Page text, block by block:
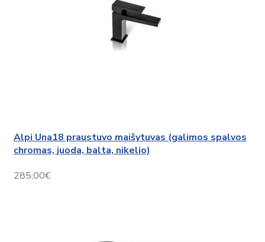
Alpi Una18 praustuvo maišytuvas (galimos spalvos
chromas, juoda, balta, nikelio)
285,00€